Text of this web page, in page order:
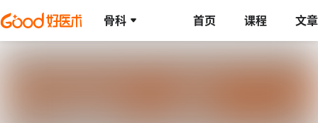
骨科 首页 课程 文章